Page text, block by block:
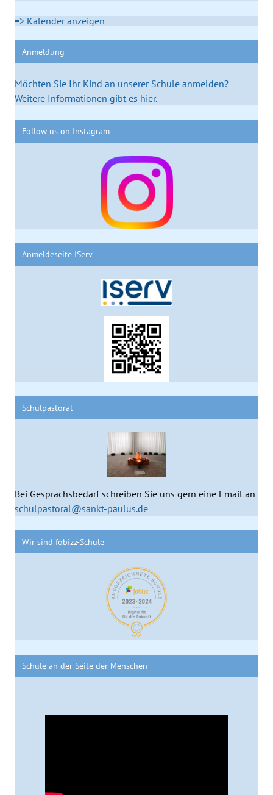
=> Kalender anzeigen
Anmeldung
Möchten Sie Ihr Kind an unserer Schule anmelden?
Weitere Informationen gibt es hier.
Follow us on Instagram
Anmeldeseite IServ
Schulpastoral
Bei Gesprächsbedarf schreiben Sie uns gern eine Email an
schulpastoral@sankt-paulus.de
Wir sind fobizz-Schule
Schule an der Seite der Menschen